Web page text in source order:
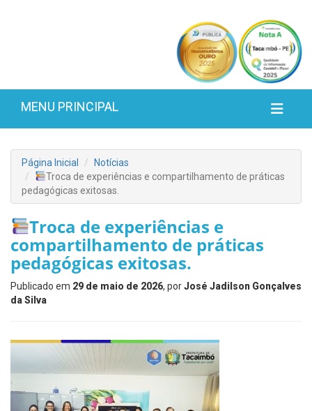
MENU PRINCIPAL
Página Inicial
Notícias
Troca de experiências e compartilhamento de práticas
pedagógicas exitosas.
Troca de experiências e
compartilhamento de práticas
pedagógicas exitosas.
Publicado em 29 de maio de 2026, porJosé Jadilson Gonçalves
da Silva